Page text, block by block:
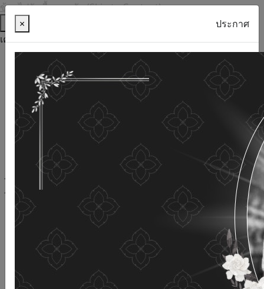
ข้ามไปยังเนื้อหาหลัก (Skip to Content)
ช่วยเหลือ
เครื่องมือการเข้าถึง
ภาษาไทย
ภาษาอังกฤษ
เพิ่มขนาดตัวอักษร
ลดขนาดตัวอักษร
ขนาดตัวอักษรปกติ
ความคมชัดสูง
ความคมชัดเชิงลบ
ความคมชัดปกติ
เปิดอ่านด้วยเสียง
ปิดอ่านด้วยเสียง
ผังเว็บไซต์
เว็บไซต์นี้ใช้คุกกี้ (Cookies)
กรมกิจการผู้สูงอายุ
ให้ความสำคัญต่อข้อมูลส่วนบุคคลของ
ท่าน เพื่อการพัฒนาและปรับปรุงเว็บไซต์ หากท่านใช้บริการ
เว็บไซต์นี้โดยไม่มีการปรับตั้งค่าใดๆ แสดงว่าท่านยินยอมที่จะ
รับคุกกี้บนเว็บไซต์ และนโยบายสิทธิส่วนบุคคลของเรา
× ประกาศ